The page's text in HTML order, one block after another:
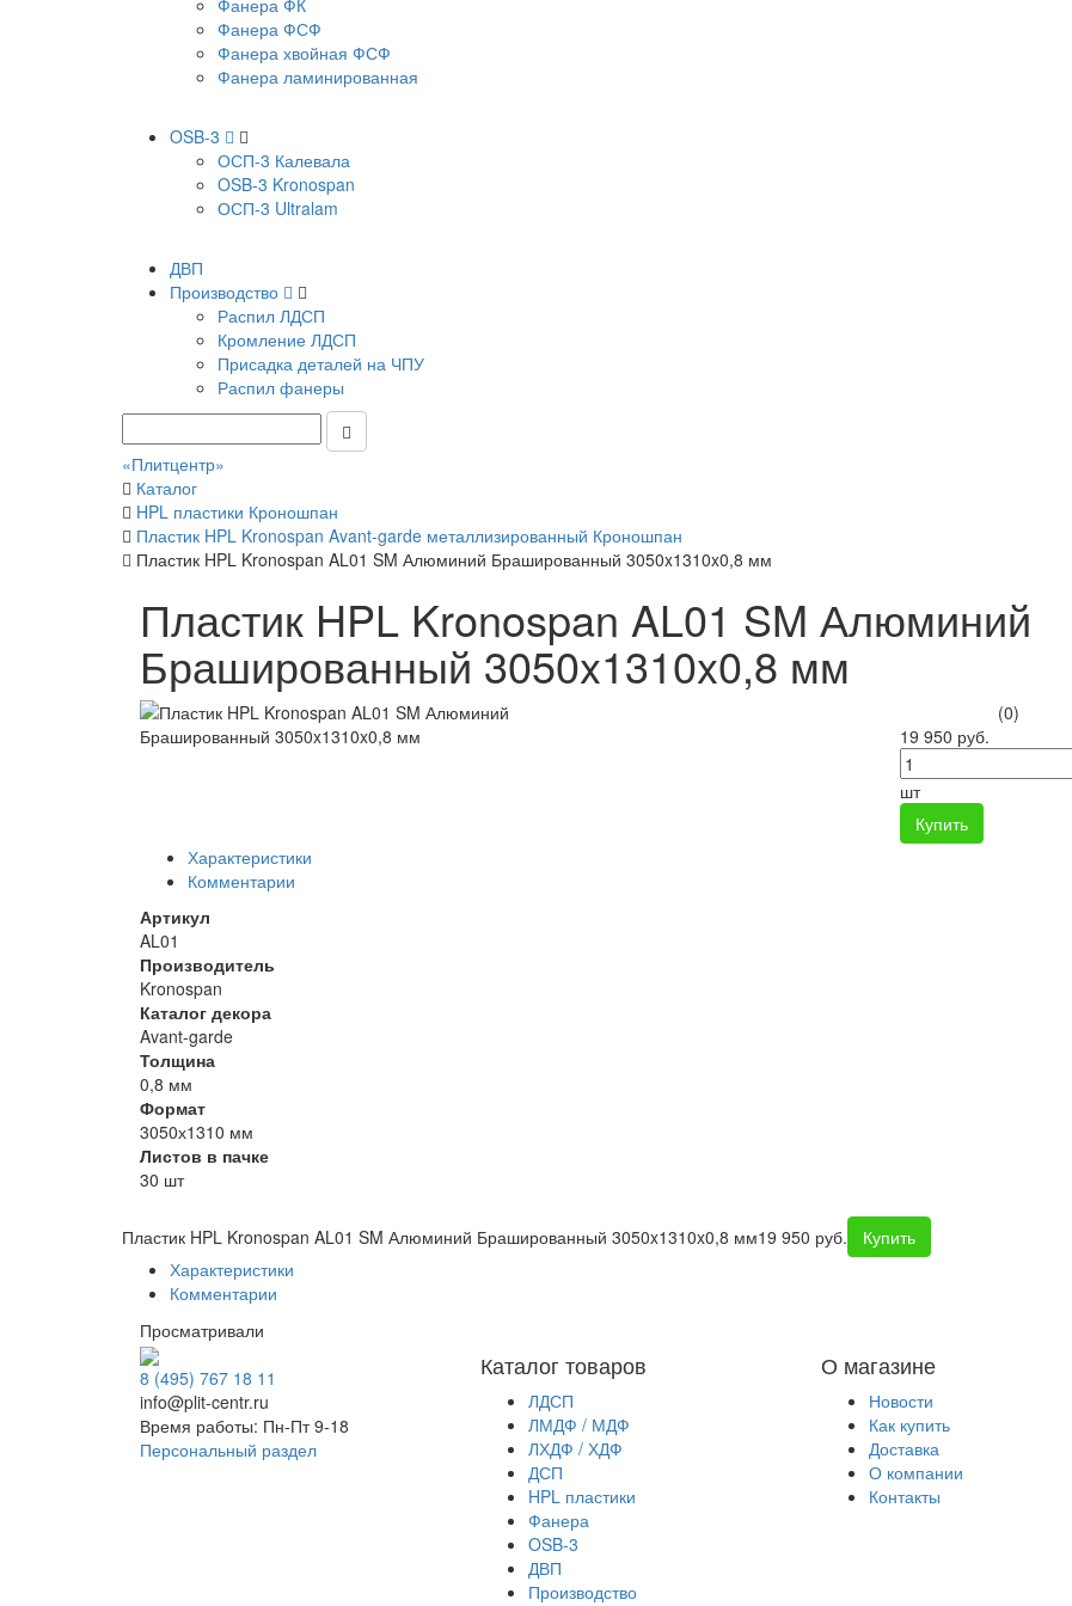
Фанера ФК
Фанера ФСФ
Фанера хвойная ФСФ
Фанера ламинированная
OSB-3
ОСП-3 Калевала
OSB-3 Kronospan
ОСП-3 Ultralam
ДВП
Производство
Распил ЛДСП
Кромление ЛДСП
Присадка деталей на ЧПУ
Распил фанеры
«Плитцентр»
Каталог
HPL пластики Кроношпан
Пластик HPL Kronospan Avant-garde металлизированный Кроношпан
Пластик HPL Kronospan AL01 SM Алюминий Брашированный 3050x1310x0,8 мм
Пластик HPL Kronospan AL01 SM Алюминий
Брашированный 3050x1310x0,8 мм
(0)
19 950 руб.
шт
Купить
Характеристики
Комментарии
Артикул
AL01
Производитель
Kronospan
Каталог декора
Avant-garde
Толщина
0,8 мм
Формат
3050х1310 мм
Листов в пачке
30 шт
Пластик HPL Kronospan AL01 SM Алюминий Брашированный 3050x1310x0,8 мм19 950 руб.
Купить
Характеристики
Комментарии
Просматривали
О магазине
Новости
Как купить
Доставка
О компании
Контакты
Каталог товаров
ЛДСП
ЛМДФ / МДФ
ЛХДФ / ХДФ
ДСП
HPL пластики
Фанера
OSB-3
ДВП
Производство
8 (495) 767 18 11
info@plit-centr.ru
Время работы: Пн-Пт 9-18
Персональный раздел